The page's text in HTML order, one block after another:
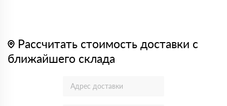
Рассчитать стоимость доставки с
ближайшего склада